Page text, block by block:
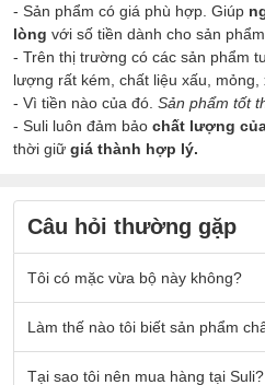
- Sản phẩm có giá phù hợp. Giúp
lòng với số tiền dành cho sản phẩm.
- Trên thị trường có các sản phẩm
lượng rất kém, chất liệu xấu, mỏng,
- Vì tiền nào của đó. Sản phẩm tốt
- Suli luôn đảm bảo chất lượng
thời giữ giá thành hợp lý.
Câu hỏi thường gặp
Tôi có mặc vừa bộ này không?
Nếu quý khách có cân nặng nằm
phẩm thì sẽ mặc vừa đẹp ạ.
Sản phẩm được thiết kế thoải mái
Làm thế nào tôi biết sản phẩm
- Chất vải tại Suli luôn làchất vải
Tại sao tôi nên mua hàng tại Suli?